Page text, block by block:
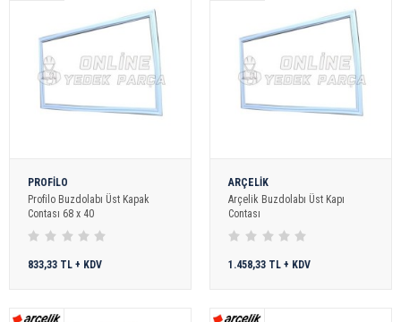
PROFİLO
Profilo Buzdolabı Üst Kapak
Contası 68 x 40
833,33 TL + KDV
ARÇELİK
Arçelik Buzdolabı Üst Kapı
Contası
1.458,33 TL + KDV